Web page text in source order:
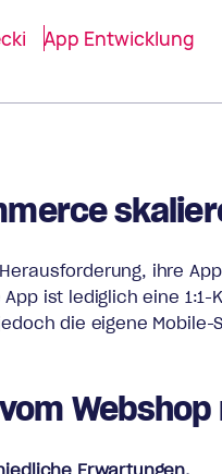
App Entwicklung
ihre
ist lediglich eine
die eigene Mobile-
Erwartungen.